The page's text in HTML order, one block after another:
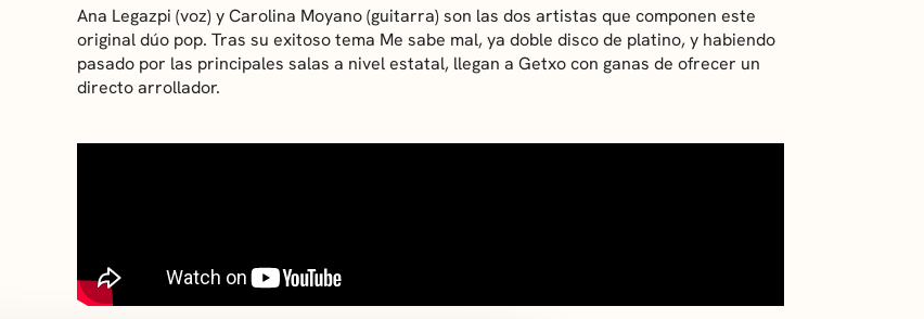
Ana Legazpi (voz) y Carolina Moyano (guitarra) son las dos artistas que componen este
original dúo pop. Tras su exitoso tema Me sabe mal, ya doble disco de platino, y habiendo
pasado por las principales salas a nivel estatal, llegan a Getxo con ganas de ofrecer un
directo arrollador.